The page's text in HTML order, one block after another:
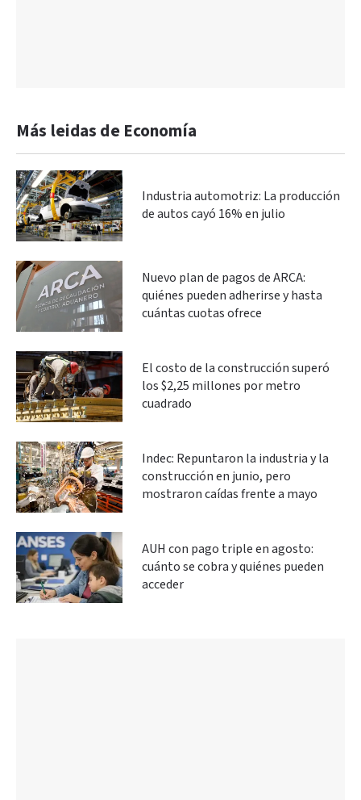
Más leidas de Economía
Industria automotriz: La producción
de autos cayó 16% en julio
Nuevo plan de pagos de ARCA:
quiénes pueden adherirse y hasta
cuántas cuotas ofrece
El costo de la construcción superó
los $2,25 millones por metro
cuadrado
Indec: Repuntaron la industria y la
construcción en junio, pero
mostraron caídas frente a mayo
AUH con pago triple en agosto:
cuánto se cobra y quiénes pueden
acceder